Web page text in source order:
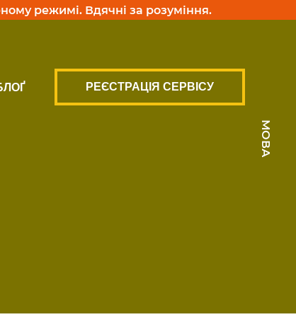
режимі. Вдячні за розуміння.
РЕЄСТРАЦІЯ СЕРВІСУ
МОВА